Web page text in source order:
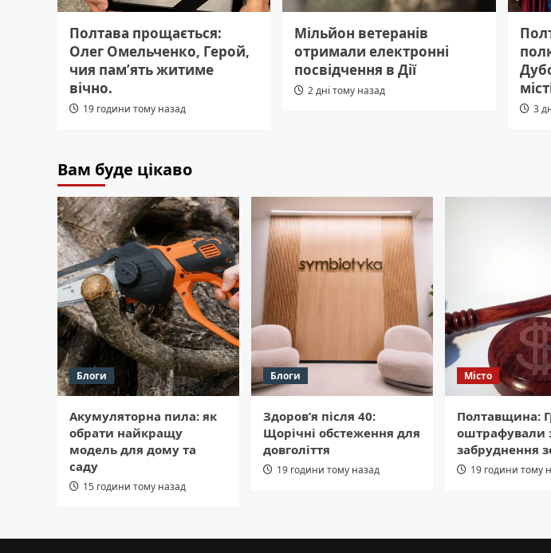
Полтава прощається:
Олег Омельченко, Герой,
чия пам’ять житиме
вічно.
19 години тому назад
Мільйон ветеранів
отримали електронні
посвідчення в Дії
2 дні тому назад
3
Вам буде цікаво
Блоги
Акумуляторна пила: як
обрати найкращу
модель для дому та
саду
15 години тому назад
Блоги
Здоров’я після 40:
Щорічні обстеження для
довголіття
19 години тому назад
Місто
Полтавщина:
оштрафували
забруднення
19 години тому